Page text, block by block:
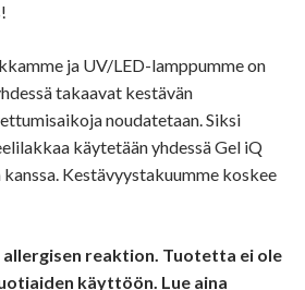
ja UV/LED-lamppumme on
takaavat kestävän
noudatetaan. Siksi
käytetään yhdessä Gel iQ
Kestävyystakuumme koskee
reaktion. Tuotetta ei ole
käyttöön. Lue aina